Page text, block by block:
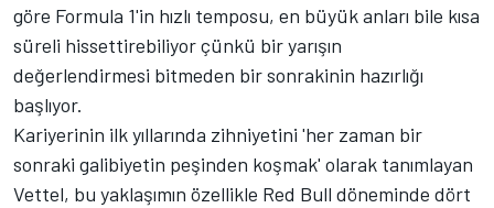
göre Formula 1'in hızlı temposu, en büyük anları bile kısa
süreli hissettirebiliyor çünkü bir yarışın
değerlendirmesi bitmeden bir sonrakinin hazırlığı
başlıyor.
Kariyerinin ilk yıllarında zihniyetini 'her zaman bir
sonraki galibiyetin peşinden koşmak' olarak tanımlayan
Vettel, bu yaklaşımın özellikle Red Bull döneminde dört